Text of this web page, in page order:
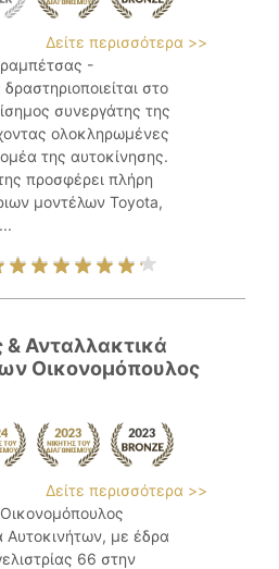
Δείτε περισσότερα >>
-
στο
συνεργάτης της
ολοκληρωμένες
της αυτοκίνησης.
προσφέρει πλήρη
μοντέλων Toyota,
& Ανταλλακτικά
Οικονομόπουλος
Δείτε περισσότερα >>
Αυτοκινήτων, με έδρα
66 στην